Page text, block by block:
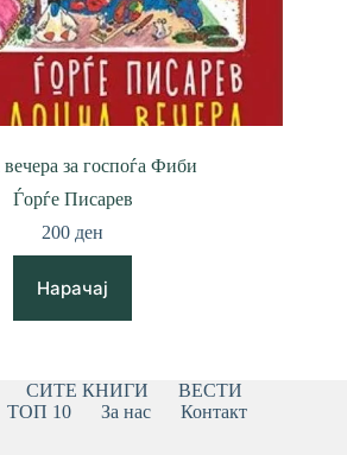
за госпоѓа Фиби
Ѓорѓе Писарев
200 ден
Нарачај
СИТЕ КНИГИ
ВЕСТИ
ТОП 10 За нас Контакт